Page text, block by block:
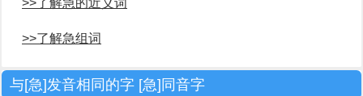
>>了解急组词
与[急]发音相同的字 [急]同音字